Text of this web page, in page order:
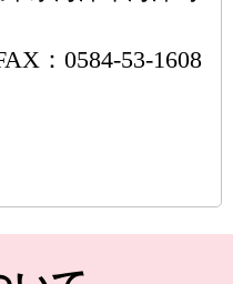
：0584-53-1608